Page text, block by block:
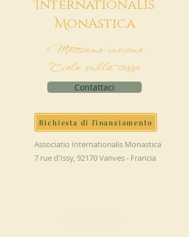
Internationalis
MonAstica
Mettiamo insieme
Cielo sulla terra
Contattaci
Richiesta di finanziamento
Associatio Internationalis Monastica
7 rue d'Issy, 92170 Vanves - Francia